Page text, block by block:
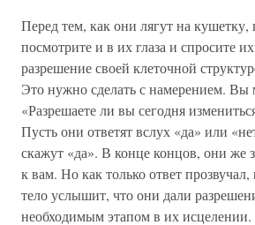
Перед тем, как они лягут на кушетку,
посмотрите и в их глаза и спросите
разрешение своей клеточной
Это нужно сделать с намерением. Вы
«Разрешаете ли вы сегодня
Пусть они ответят вслух «да» или
скажут «да». В конце концов, они же
к вам. Но как только ответ
тело услышит, что они дали
необходимым этапом в их